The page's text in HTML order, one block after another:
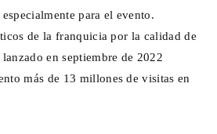
para el evento.
de la franquicia por la calidad de
en septiembre de 2022
más de 13 millones de visitas en